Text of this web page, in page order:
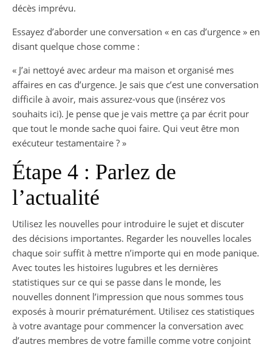
décès imprévu.
Essayez d’aborder une conversation « en cas d’urgence » en
disant quelque chose comme :
« J’ai nettoyé avec ardeur ma maison et organisé mes
affaires en cas d’urgence. Je sais que c’est une conversation
difficile à avoir, mais assurez-vous que (insérez vos
souhaits ici). Je pense que je vais mettre ça par écrit pour
que tout le monde sache quoi faire. Qui veut être mon
exécuteur testamentaire ? »
Étape 4 : Parlez de
l’actualité
Utilisez les nouvelles pour introduire le sujet et discuter
des décisions importantes. Regarder les nouvelles locales
chaque soir suffit à mettre n’importe qui en mode panique.
Avec toutes les histoires lugubres et les dernières
statistiques sur ce qui se passe dans le monde, les
nouvelles donnent l’impression que nous sommes tous
exposés à mourir prématurément. Utilisez ces statistiques
à votre avantage pour commencer la conversation avec
d’autres membres de votre famille comme votre conjoint